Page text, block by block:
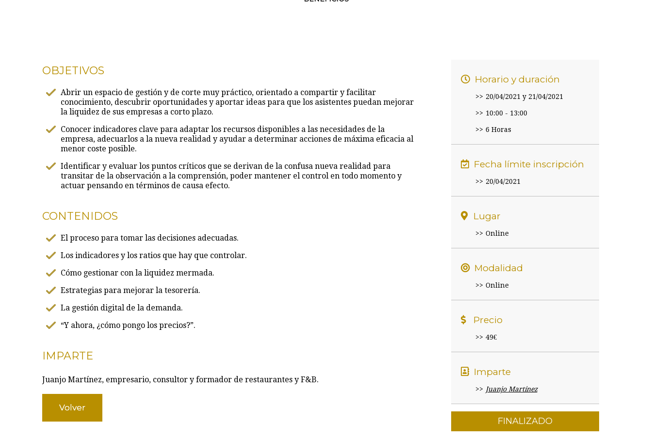
OBJETIVOS
Abrir un espacio de gestión y de corte muy práctico, orientado a compartir y facilitar
conocimiento, descubrir oportunidades y aportar ideas para que los asistentes puedan mejorar
la liquidez de sus empresas a corto plazo.
Conocer indicadores clave para adaptar los recursos disponibles a las necesidades de la
empresa, adecuarlos a la nueva realidad y ayudar a determinar acciones de máxima eficacia al
menor coste posible.
Identificar y evaluar los puntos críticos que se derivan de la confusa nueva realidad para
transitar de la observación a la comprensión, poder mantener el control en todo momento y
actuar pensando en términos de causa efecto.
CONTENIDOS
El proceso para tomar las decisiones adecuadas.
Los indicadores y los ratios que hay que controlar.
Cómo gestionar con la liquidez mermada.
Estrategias para mejorar la tesorería.
La gestión digital de la demanda.
“Y ahora, ¿cómo pongo los precios?”.
IMPARTE
Juanjo Martínez, empresario, consultor y formador de restaurantes y F&B.
Volver
Horario y duración
20/04/2021 y 21/04/2021
10:00 - 13:00
6 Horas
Fecha límite inscripción
20/04/2021
Lugar
Online
Modalidad
Online
Precio
49€
Imparte
Juanjo Martínez
FINALIZADO